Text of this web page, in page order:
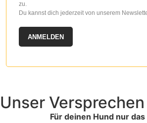
zu.
Du kannst dich jederzeit von unserem
ANMELDEN
Unser Versprechen
Für deinen Hund nur